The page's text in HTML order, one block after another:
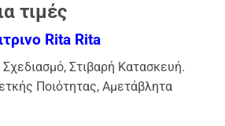
τιμές
Rita Rita
Στιβαρή Κατασκευή.
Ποιότητας, Αμετάβλητα